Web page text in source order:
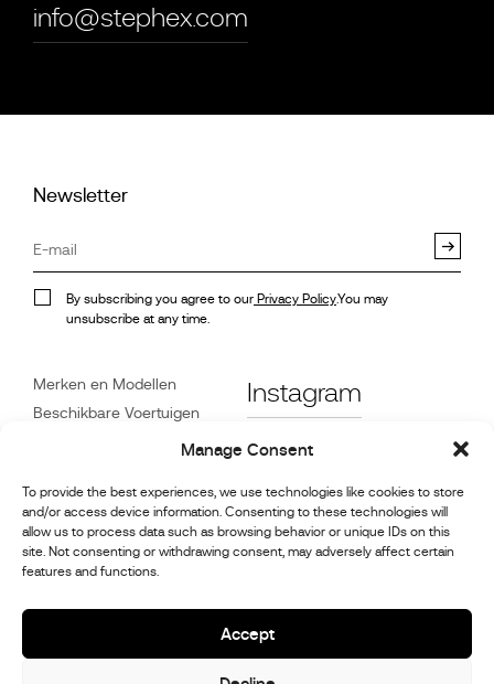
Manage Consent
To provide the best experiences, we use technologies like cookies to store
and/or access device information. Consenting to these technologies will
allow us to process data such as browsing behavior or unique IDs on this
site. Not consenting or withdrawing consent, may adversely affect certain
features and functions.
Accept
info@stephex.com
Newsletter
By subscribing you agree to our Privacy Policy.You may
unsubscribe at any time.
Merken en Modellen
Beschikbare Voertuigen
Klantenservice
Dealers
Contact
onderhoudsinformatie
Instagram
Facebook